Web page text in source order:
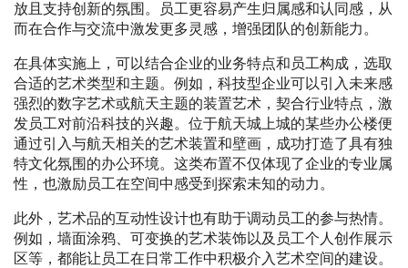
放且支持创新的氛围。员工更容易产生归属感和认同感，从
而在合作与交流中激发更多灵感，增强团队的创新能力。
在具体实施上，可以结合企业的业务特点和员工构成，选取
合适的艺术类型和主题。例如，科技型企业可以引入未来感
强烈的数字艺术或航天主题的装置艺术，契合行业特点，激
发员工对前沿科技的兴趣。位于航天城上城的某些办公楼便
通过引入与航天相关的艺术装置和壁画，成功打造了具有独
特文化氛围的办公环境。这类布置不仅体现了企业的专业属
性，也激励员工在空间中感受到探索未知的动力。
此外，艺术品的互动性设计也有助于调动员工的参与热情。
例如，墙面涂鸦、可变换的艺术装饰以及员工个人创作展示
区等，都能让员工在日常工作中积极介入艺术空间的建设。